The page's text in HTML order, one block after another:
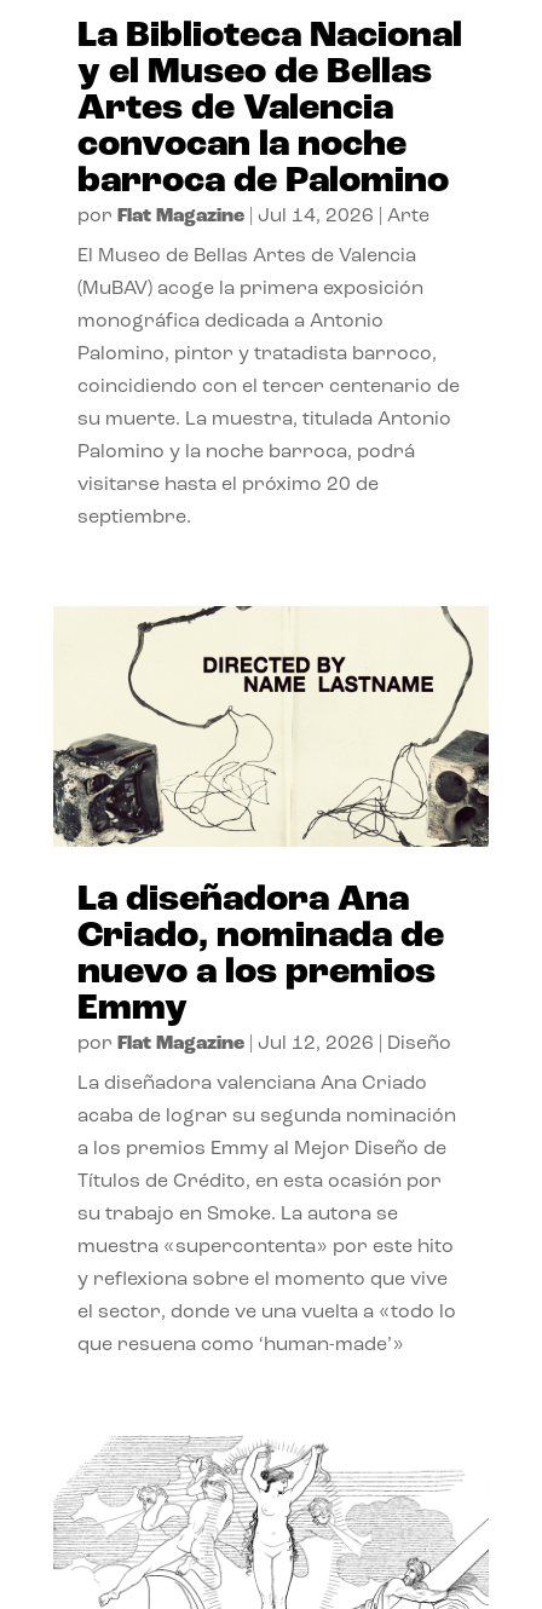
La Biblioteca Nacional
y el Museo de Bellas
Artes de Valencia
convocan la noche
barroca de Palomino
por Flat Magazine| Jul 14, 2026 Arte
El Museo de Bellas Artes de Valencia
(MuBAV) acoge la primera exposición
monográfica dedicada a Antonio
Palomino, pintor y tratadista barroco,
coincidiendo con el tercer centenario de
su muerte. La muestra, titulada Antonio
Palomino y la noche barroca, podrá
visitarse hasta el próximo 20 de
septiembre.
La diseñadora Ana
Criado, nominada de
nuevo a los premios
Emmy
por Flat Magazine| Jul 12, 2026 Diseño
La diseñadora valenciana Ana Criado
acaba de lograr su segunda nominación
a los premios Emmy al Mejor Diseño de
Títulos de Crédito, en esta ocasión por
su trabajo en Smoke. La autora se
muestra «supercontenta» por este hito
y reflexiona sobre el momento que vive
el sector, donde ve una vuelta a «todo lo
que resuena como ‘human-made’»